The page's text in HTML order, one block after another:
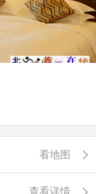
看地图
查看详情